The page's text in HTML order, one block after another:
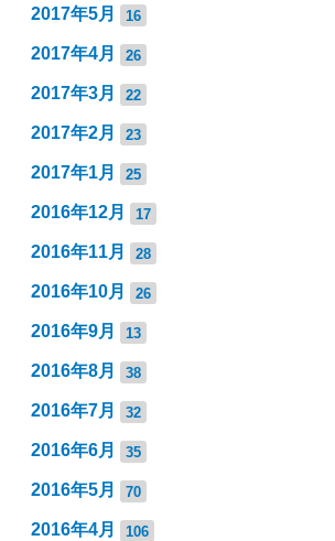
2017年5月 16
2017年4月 26
2017年3月 22
2017年2月 23
2017年1月 25
2016年12月 17
2016年11月 28
2016年10月 26
2016年9月 13
2016年8月 38
2016年7月 32
2016年6月 35
2016年5月 70
2016年4月 106